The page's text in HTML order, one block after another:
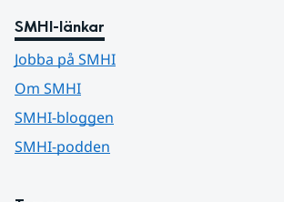
SMHI-länkar
Jobba på SMHI
Om SMHI
SMHI-bloggen
SMHI-podden